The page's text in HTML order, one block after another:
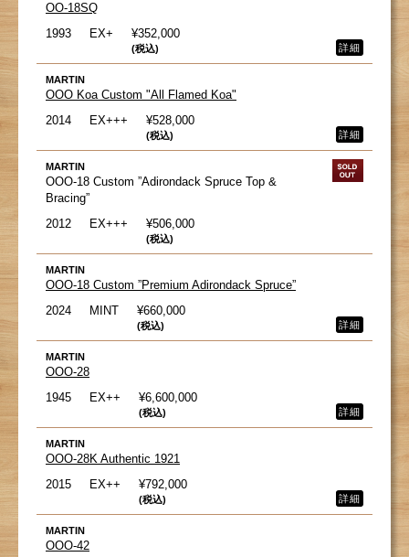
OO-18SQ
1993
EX+ ¥352,000
(税込) 詳細
MARTIN
OOO Koa Custom "All Flamed Koa"
2014
EX+++ ¥528,000
(税込) 詳細
MARTIN
OOO-18 Custom ”Adirondack Spruce Top &
Bracing”
2012
EX+++ ¥506,000
(税込)
MARTIN
OOO-18 Custom ”Premium Adirondack Spruce”
2024
MINT ¥660,000
(税込) 詳細
MARTIN
OOO-28
1945
EX++ ¥6,600,000
(税込) 詳細
MARTIN
OOO-28K Authentic 1921
2015
EX++ ¥792,000
(税込) 詳細
MARTIN
OOO-42